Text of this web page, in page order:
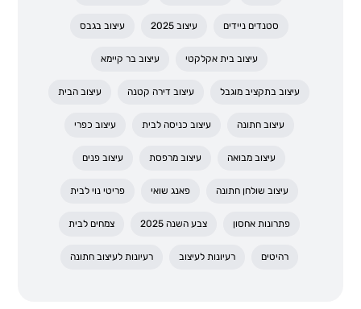
סטנדים ניידים עיצוב 2025 עיצוב בגבס
עיצוב בית אקלקטי עיצוב בר קיימא
עיצוב בתקציב מוגבל עיצוב דירה קטנה עיצוב הבית
עיצוב חתונה עיצוב כניסה לבית עיצוב כפרי
עיצוב מבואה עיצוב מרפסת עיצוב פנים
עיצוב שולחן חתונה פאנג שואי פריטי נוי לבית
פתרונות אחסון צבע השנה 2025 צמחים לבית
רהיטים רעיונות לעיצוב רעיונות לעיצוב חתונה